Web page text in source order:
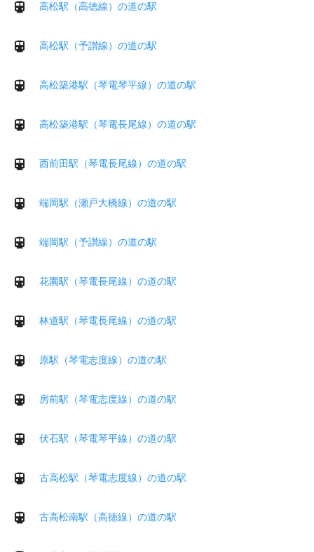
高松駅（高徳線）の道の駅
高松駅（予讃線）の道の駅
高松築港駅（琴電琴平線）の道の駅
高松築港駅（琴電長尾線）の道の駅
西前田駅（琴電長尾線）の道の駅
端岡駅（瀬戸大橋線）の道の駅
端岡駅（予讃線）の道の駅
花園駅（琴電長尾線）の道の駅
林道駅（琴電長尾線）の道の駅
原駅（琴電志度線）の道の駅
房前駅（琴電志度線）の道の駅
伏石駅（琴電琴平線）の道の駅
古高松駅（琴電志度線）の道の駅
古高松南駅（高徳線）の道の駅